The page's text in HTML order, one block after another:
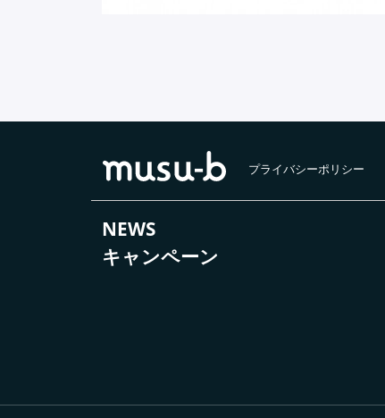
プライバシーポリシー
NEWS
キャンペーン